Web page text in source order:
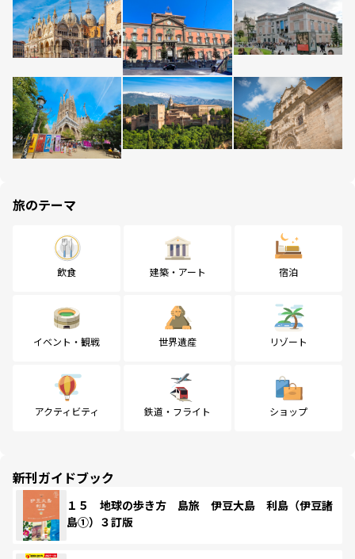
旅のテーマ
飲食 建築・アート 宿泊
イベント・観戦 世界遺産 リゾート
アクティビティ 鉄道・フライト ショップ
新刊ガイドブック
１５ 地球の歩き方 島旅 伊豆大島 利島（伊豆諸
島①）３訂版